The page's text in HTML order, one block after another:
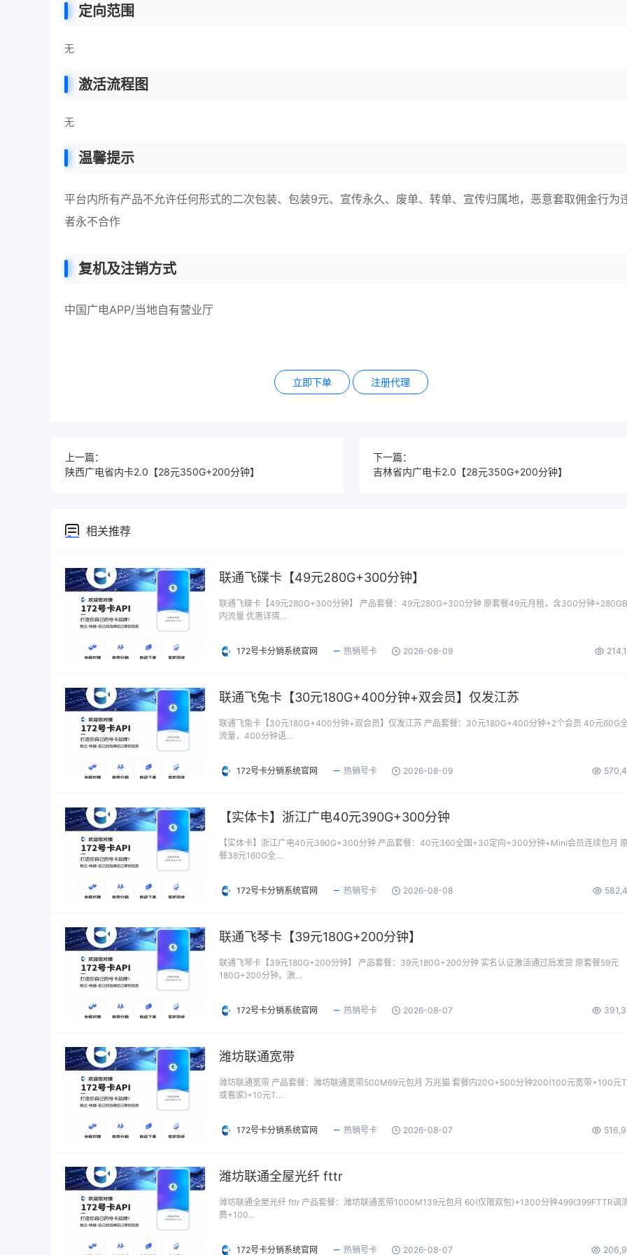
定向范围
无
激活流程图
无
温馨提示
平台内所有产品不允许任何形式的二次包装、包装9元、宣传永久、废单、转单、宣传归属地，恶意套取佣金行为
者永不合作
复机及注销方式
中国广电APP/当地自有营业厅
立即下单 注册代理
上一篇：
陕西广电省内卡2.0【28元350G+200分钟】
下一篇：
吉林省内广电卡2.0【28元350G+200分钟】
相关推荐
联通飞碟卡【49元280G+300分钟】
联通飞碟卡【49元280G+300分钟】 产品套餐：49元280G+300分钟 原套餐49元月租，含300分钟
内流量 优惠详情…
172号卡分销系统官网 热销号卡 2026-08-09
联通飞兔卡【30元180G+400分钟+双会员】仅发江苏
联通飞兔卡【30元180G+400分钟+双会员】仅发江苏 产品套餐：30元180G+400分钟+2个会员 40元60G
流量，400分钟语…
172号卡分销系统官网 热销号卡 2026-08-09
【实体卡】浙江广电40元390G+300分钟
【实体卡】浙江广电40元390G+300分钟 产品套餐：40元360全国+30定向+300分钟+Mini会员连续包月
餐38元160G全…
172号卡分销系统官网 热销号卡 2026-08-08
联通飞琴卡【39元180G+200分钟】
联通飞琴卡【39元180G+200分钟】 产品套餐：39元180G+200分钟 实名认证激活通过后发货 原套餐59元
180G+200分钟。激…
172号卡分销系统官网 热销号卡 2026-08-07
潍坊联通宽带
潍坊联通宽带 产品套餐：潍坊联通宽带500M69元包月 万兆猫 套餐内20G+500分钟200(100元宽带+100元
或看家)+10元T…
172号卡分销系统官网 热销号卡 2026-08-07
潍坊联通全屋光纤 fttr
潍坊联通全屋光纤 fttr 产品套餐：潍坊联通宽带1000M139元包月 60(仅限双包)+1300分钟499(399FTTR调
费+100…
172号卡分销系统官网 热销号卡 2026-08-07